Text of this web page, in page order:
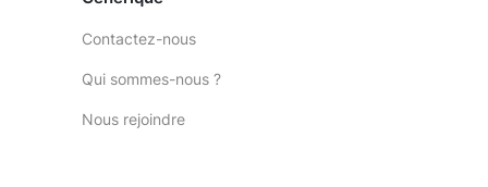
Contactez-nous
Qui sommes-nous ?
Nous rejoindre